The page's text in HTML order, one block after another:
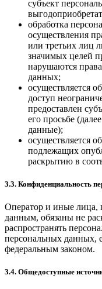
субъект
обработка
осуществления
или третьих лиц
значимых целей
нарушаются
данных;
осуществляется
доступ
предоставлен
его просьбе
данные);
осуществляется
подлежащих
раскрытию в
3.3. Конфиденциальность
Оператор и иные лица,
данным, обязаны не
распространять
персональных данных,
федеральным законом.
3.4. Общедоступные